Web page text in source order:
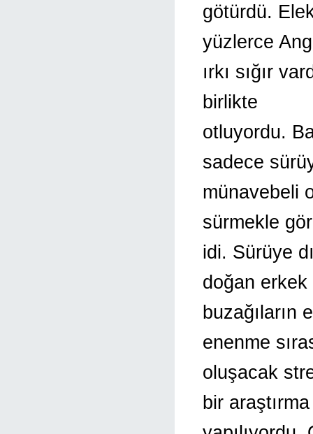
götürdü.
yüzlerce
ırkı sığır
birlikte
otluyordu.
sadece
münavebeli
sürmekle
idi. Sürüye
doğan erkek
buzağıların
enenme
oluşacak
bir araştırma